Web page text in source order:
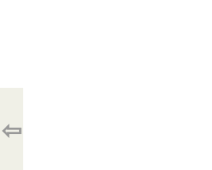
⇦